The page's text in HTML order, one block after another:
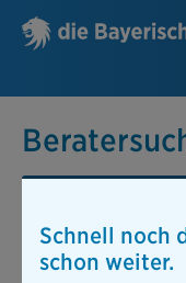
Beratersuche
PLZ oder Ort
Schnell noch
schon weiter.